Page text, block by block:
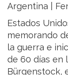
Argentina |
Estados
memorando
la guerra e
de 60 días en
Bürgenstock,